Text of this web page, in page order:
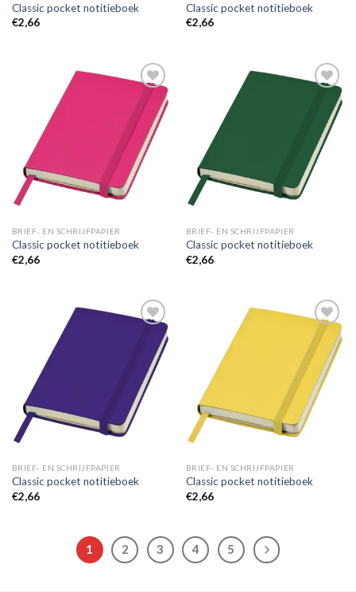
Classic pocket notitieboek
€2,66
Classic pocket notitieboek
€2,66
Toevoegen
aan
wenslijst
BRIEF- EN SCHRIJFPAPIER
Classic pocket notitieboek
€2,66
wenslijst
BRIEF- EN SCHRIJFPAPIER
Classic pocket notitieboek
€2,66
wenslijst
BRIEF- EN SCHRIJFPAPIER
Classic pocket notitieboek
€2,66
Toevoegen
aan
wenslijst
BRIEF- EN SCHRIJFPAPIER
Classic pocket notitieboek
€2,66
1 2 3 4 5